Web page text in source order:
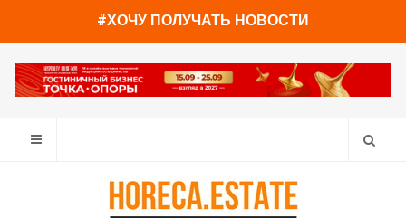
#ХОЧУ ПОЛУЧАТЬ НОВОСТИ